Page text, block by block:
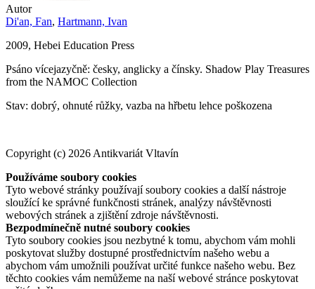
Autor
Di'an, Fan, Hartmann, Ivan
2009, Hebei Education Press
Psáno vícejazyčně: česky, anglicky a čínsky. Shadow Play Treasures
from the NAMOC Collection
Stav: dobrý, ohnuté růžky, vazba na hřbetu lehce poškozena
Copyright (c) 2026 Antikvariát Vltavín
Používáme soubory cookies
Tyto webové stránky používají soubory cookies a další nástroje
sloužící ke správné funkčnosti stránek, analýzy návštěvnosti
webových stránek a zjištění zdroje návštěvnosti.
Bezpodmínečně nutné soubory cookies
Tyto soubory cookies jsou nezbytné k tomu, abychom vám mohli
poskytovat služby dostupné prostřednictvím našeho webu a
abychom vám umožnili používat určité funkce našeho webu. Bez
těchto cookies vám nemůžeme na naší webové stránce poskytovat